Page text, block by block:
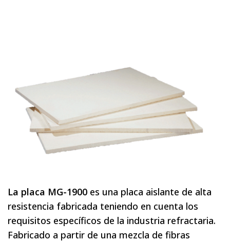
La placa MG-1900 es una placa aislante de alta
resistencia fabricada teniendo en cuenta los
requisitos específicos de la industria refractaria.
Fabricado a partir de una mezcla de fibras